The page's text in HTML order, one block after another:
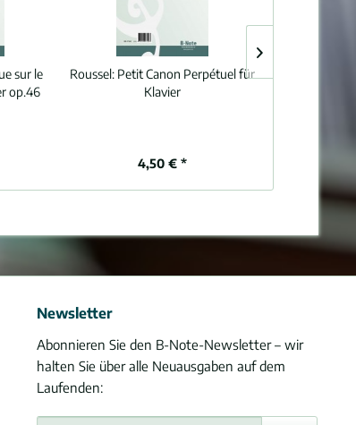
sur le
op.46
Roussel: Petit Canon Perpétuel für
Klavier
4,50 € *
Newsletter
Abonnieren Sie den B-Note-Newsletter – wir
halten Sie über alle Neuausgaben auf dem
Laufenden: